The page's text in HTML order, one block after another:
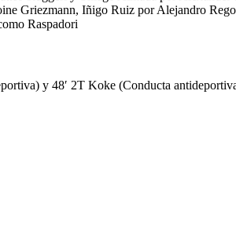
Griezmann, Iñigo Ruiz por Alejandro
Raspadori
y 48′ 2T Koke (Conducta